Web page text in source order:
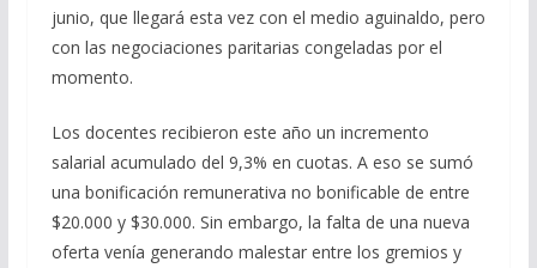
junio, que llegará esta vez con el medio aguinaldo, pero
con las negociaciones paritarias congeladas por el
momento.
Los docentes recibieron este año un incremento
salarial acumulado del 9,3% en cuotas. A eso se sumó
una bonificación remunerativa no bonificable de entre
$20.000 y $30.000. Sin embargo, la falta de una nueva
oferta venía generando malestar entre los gremios y